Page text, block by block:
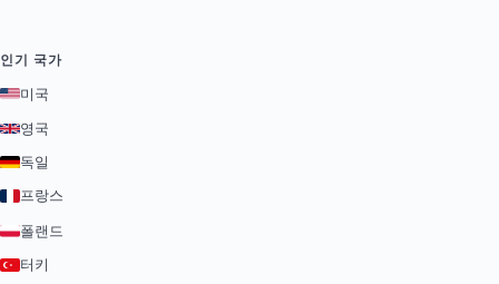
인기 국가
미국
영국
독일
프랑스
폴랜드
터키